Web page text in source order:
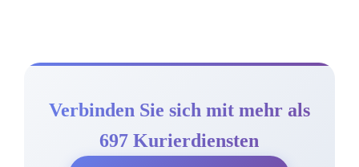
Verbinden Sie sich mit mehr als
697 Kurierdiensten